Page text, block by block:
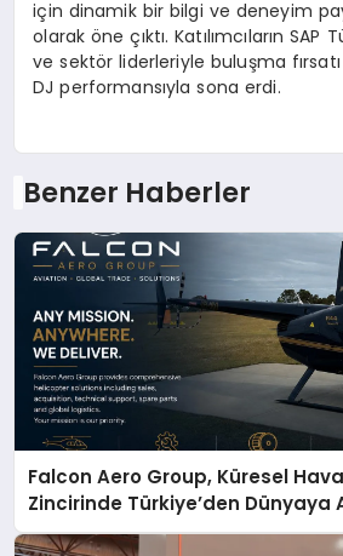
için dinamik bir bilgi ve deneyim
olarak öne çıktı. Katılımcıların
ve sektör liderleriyle buluşma
DJ performansıyla sona erdi.
Benzer Haberler
Falcon Aero Group, Küresel
Zincirinde Türkiye’den Dünyaya